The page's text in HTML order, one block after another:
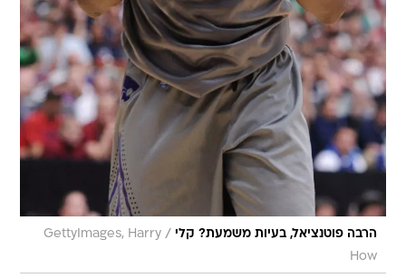
הרבה פוטנציאל, בעיות משמעת? קלי /
GettyImages, Harry
How